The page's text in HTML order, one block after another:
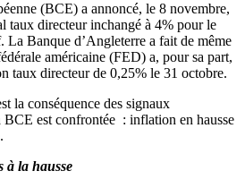
(BCE) a annoncé, le 8 novembre,
taux directeur inchangé à 4% pour le
La Banque d’Angleterre a fait de même
américaine (FED) a, pour sa part,
taux directeur de 0,25% le 31 octobre.
la conséquence des signaux
BCE est confrontée : inflation en hausse
à la hausse